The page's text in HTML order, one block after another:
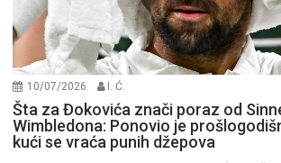
10/07/2026 I. Ć.
Šta za Đokovića znači poraz od
Wimbledona: Ponovio je
kući se vraća punih džepova